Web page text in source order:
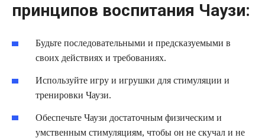
принципов воспитания Чаузи:
Будьте последовательными и предсказуемыми в
своих действиях и требованиях.
Используйте игру и игрушки для стимуляции и
тренировки Чаузи.
Обеспечьте Чаузи достаточным физическим и
умственным стимуляциям, чтобы он не скучал и не